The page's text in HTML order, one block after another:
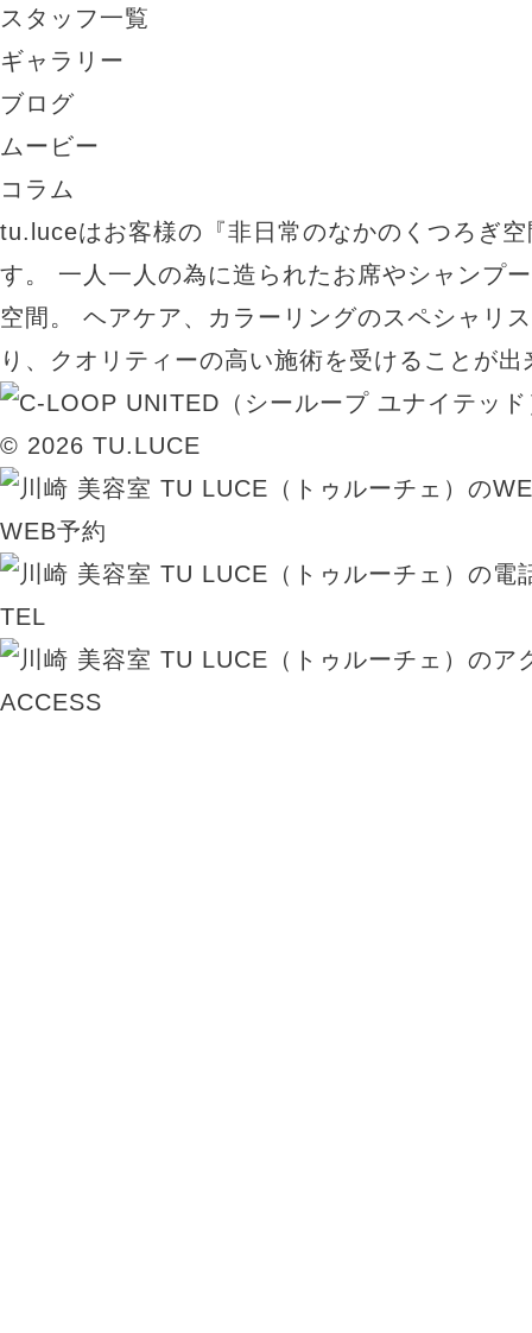
スタッフ一覧
ギャラリー
ブログ
ムービー
コラム
tu.luceはお客様の『非日常のなかのくつろぎ
す。 一人一人の為に造られたお席やシャンプ
空間。 ヘアケア、カラーリングのスペシャリ
り、クオリティーの高い施術を受けることが出
© 2026 TU.LUCE
WEB予約
TEL
ACCESS